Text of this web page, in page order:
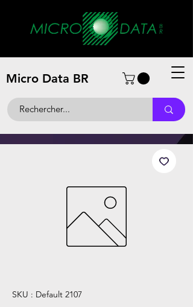
Micro Data BR
SKU : Default 2107